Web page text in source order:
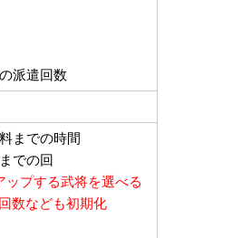
派遣回数
までの時間
での回
ップする武将を選べる
数なども初期化